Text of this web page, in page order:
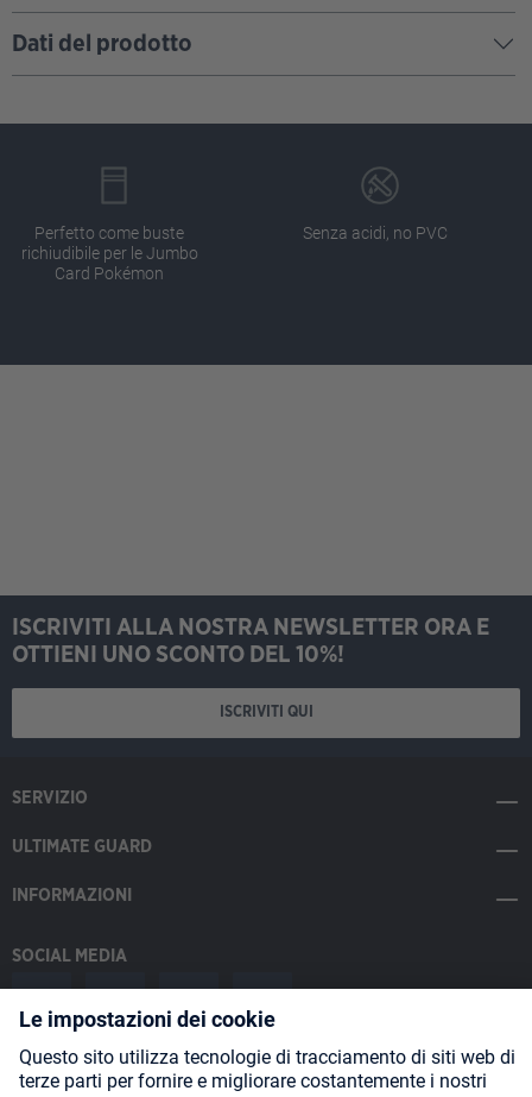
Dati del prodotto
Perfetto come buste
richiudibile per le Jumbo
Card Pokémon
Senza acidi, no PVC
ISCRIVITI ALLA NOSTRA NEWSLETTER ORA E
OTTIENI UNO SCONTO DEL 10%!
ISCRIVITI QUI
SERVIZIO
ULTIMATE GUARD
INFORMAZIONI
SOCIAL MEDIA
Payment Methods